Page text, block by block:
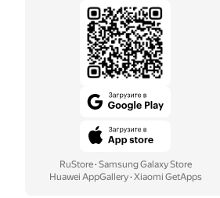
RuStore· Samsung Galaxy Store
Huawei AppGallery· Xiaomi GetApps